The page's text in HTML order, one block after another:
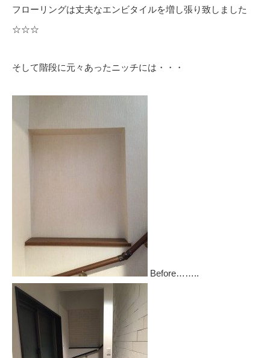
フローリングは丈夫なエンビタイルを増し張り致しました
☆☆☆
そして階段に元々あったニッチには・・・
Before……..